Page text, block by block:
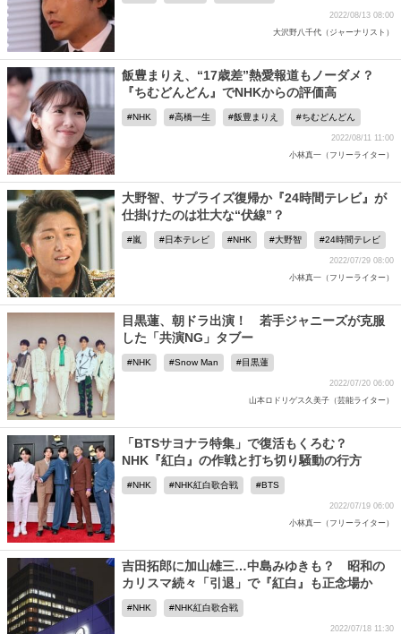
2022/08/13 08:00
大沢野八千代（ジャーナリスト）
飯豊まりえ、“17歳差”熱愛報道もノーダメ？
『ちむどんどん』でNHKからの評価高
NHK 高橋一生 飯豊まりえ ちむどんどん
2022/08/11 11:00
小林真一（フリーライター）
大野智、サプライズ復帰か『24時間テレビ』が
仕掛けたのは壮大な“伏線”？
嵐 日本テレビ NHK 大野智 24時間テレビ
2022/07/29 08:00
小林真一（フリーライター）
目黒蓮、朝ドラ出演！ 若手ジャニーズが克服
した「共演NG」タブー
NHK Snow Man 目黒蓮
2022/07/20 06:00
山本ロドリゲス久美子（芸能ライター）
「BTSサヨナラ特集」で復活もくろむ？
NHK『紅白』の作戦と打ち切り騒動の行方
NHK NHK紅白歌合戦 BTS
2022/07/19 06:00
小林真一（フリーライター）
吉田拓郎に加山雄三…中島みゆきも？ 昭和の
カリスマ続々「引退」で『紅白』も正念場か
NHK NHK紅白歌合戦
2022/07/18 11:30